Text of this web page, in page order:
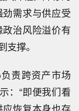
需求与供应受
治风险溢价有
撑。
责跨资产市场
：“即便我们看